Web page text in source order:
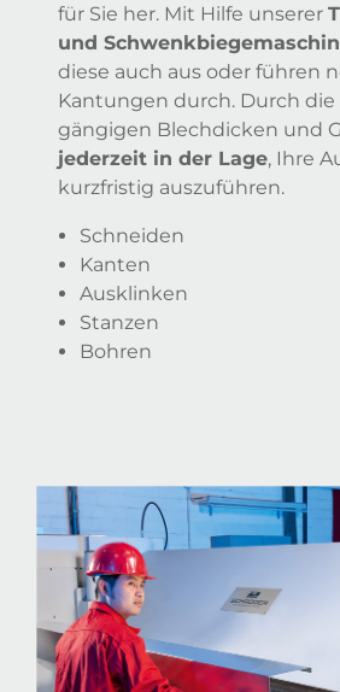
für Sie her. Mit Hilfe unserer
und
diese auch aus oder führen
Kantungen durch. Durch
gängigen Blechdicken und
jederzeit in der Lage, Ihre
kurzfristig auszuführen.
Schneiden
Kanten
Ausklinken
Stanzen
Bohren